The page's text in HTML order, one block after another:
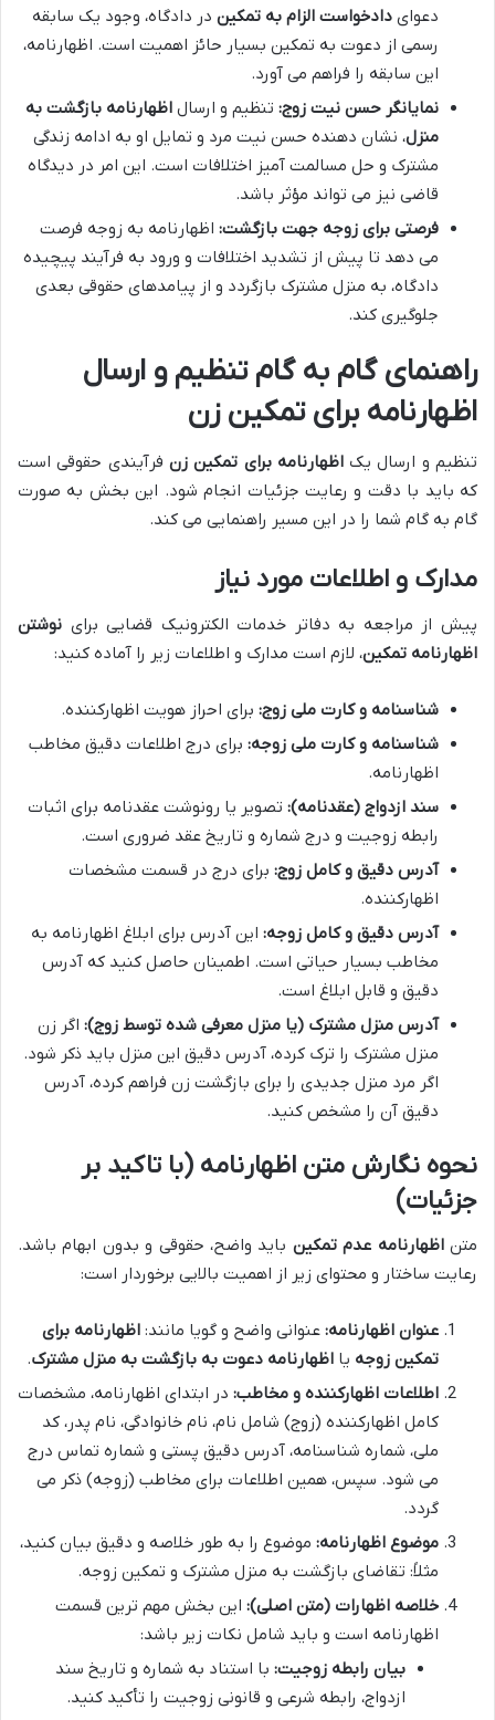
دعوای دادخواست الزام به تمکین در دادگاه، وجود یک سابقه
رسمی از دعوت به تمکین بسیار حائز اهمیت است. اظهارنامه،
این سابقه را فراهم می آورد.
نمایانگر حسن نیت زوج: تنظیم و ارسال اظهارنامه بازگشت به
منزل، نشان دهنده حسن نیت مرد و تمایل او به ادامه زندگی
مشترک و حل مسالمت آمیز اختلافات است. این امر در دیدگاه
قاضی نیز می تواند مؤثر باشد.
فرصتی برای زوجه جهت بازگشت: اظهارنامه به زوجه فرصت
می دهد تا پیش از تشدید اختلافات و ورود به فرآیند پیچیده
دادگاه، به منزل مشترک بازگردد و از پیامدهای حقوقی بعدی
جلوگیری کند.
راهنمای گام به گام تنظیم و ارسال
اظهارنامه برای تمکین زن
تنظیم و ارسال یکاظهارنامه برای تمکین زن فرآیندی حقوقی است
که باید با دقت و رعایت جزئیات انجام شود. این بخش به صورت
گام به گام شما را در این مسیر راهنمایی می کند.
مدارک و اطلاعات مورد نیاز
پیش از مراجعه به دفاتر خدمات الکترونیک قضایی برای نوشتن
اظهارنامه تمکین، لازم است مدارک و اطلاعات زیر را آماده کنید:
شناسنامه و کارت ملی زوج: برای احراز هویت اظهارکننده.
شناسنامه و کارت ملی زوجه: برای درج اطلاعات دقیق مخاطب
اظهارنامه.
سند ازدواج (عقدنامه): تصویر یا رونوشت عقدنامه برای اثبات
رابطه زوجیت و درج شماره و تاریخ عقد ضروری است.
آدرس دقیق و کامل زوج: برای درج در قسمت مشخصات
اظهارکننده.
آدرس دقیق و کامل زوجه: این آدرس برای ابلاغ اظهارنامه به
مخاطب بسیار حیاتی است. اطمینان حاصل کنید که آدرس
دقیق و قابل ابلاغ است.
آدرس منزل مشترک (یا منزل معرفی شده توسط زوج): اگر زن
منزل مشترک را ترک کرده، آدرس دقیق این منزل باید ذکر شود.
اگر مرد منزل جدیدی را برای بازگشت زن فراهم کرده، آدرس
دقیق آن را مشخص کنید.
نحوه نگارش متن اظهارنامه (با تاکید بر
جزئیات)
متناظهارنامه عدم تمکین باید واضح، حقوقی و بدون ابهام باشد.
رعایت ساختار و محتوای زیر از اهمیت بالایی برخوردار است:
عنوان اظهارنامه: عنوانی واضح و گویا مانند: اظهارنامه برای
تمکین زوجه یا اظهارنامه دعوت به بازگشت به منزل مشترک.
اطلاعات اظهارکننده و مخاطب: در ابتدای اظهارنامه، مشخصات
کامل اظهارکننده (زوج) شامل نام، نام خانوادگی، نام پدر، کد
ملی، شماره شناسنامه، آدرس دقیق پستی و شماره تماس درج
می شود. سپس، همین اطلاعات برای مخاطب (زوجه) ذکر می
گردد.
موضوع اظهارنامه: موضوع را به طور خلاصه و دقیق بیان کنید،
مثلاً: تقاضای بازگشت به منزل مشترک و تمکین زوجه.
خلاصه اظهارات (متن اصلی): این بخش مهم ترین قسمت
اظهارنامه است و باید شامل نکات زیر باشد:
بیان رابطه زوجیت: با استناد به شماره و تاریخ سند
ازدواج، رابطه شرعی و قانونی زوجیت را تأکید کنید.